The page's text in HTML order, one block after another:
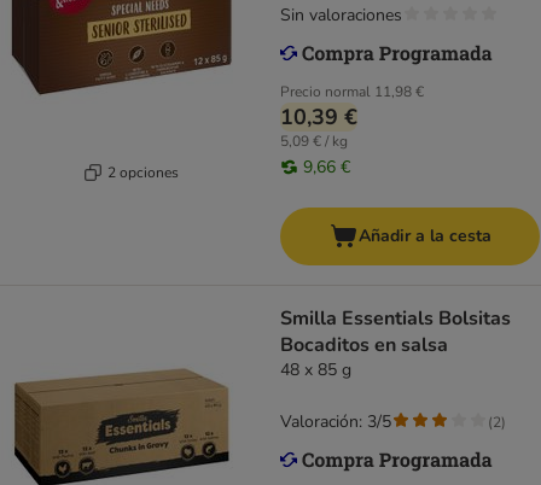
2 opciones
Precio normal 11,98 €
10,39 €
5,09 € / kg
9,66 €
Sin valoraciones
Añadir a la cesta
Smilla Essentials Bolsitas
Bocaditos en salsa
48 x 85 g
Valoración: 3/5 (2)